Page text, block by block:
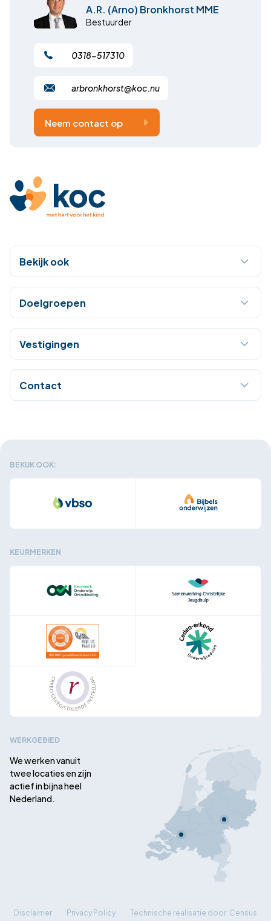
A.R. (Arno) Bronkhorst MME
Bestuurder
0318-517310
arbronkhorst@koc.nu
Neem contact op
Bekijk ook
Doelgroepen
Vestigingen
Contact
BEKIJK OOK:
KEURMERKEN
WERKGEBIED
We werken vanuit
twee locaties en zijn
actief in bijna heel
Nederland.
Disclaimer Privacy Policy Technische realisatie door: Census